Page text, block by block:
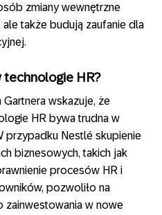
zmiany wewnętrzne
także budują zaufanie dla
technologie HR?
wskazuje, że
HR bywa trudna w
przypadku Nestlé skupienie
biznesowych, takich jak
procesów HR i
pozwoliło na
w nowe